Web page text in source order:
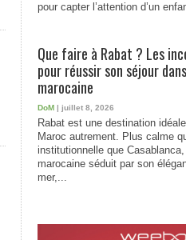
pour capter l’attention d’un
Que faire à Rabat ? Les
pour réussir son séjour
marocaine
DoM | juillet 8, 2026
Rabat est une destination
Maroc autrement. Plus calme
institutionnelle que
marocaine séduit par son
mer,...